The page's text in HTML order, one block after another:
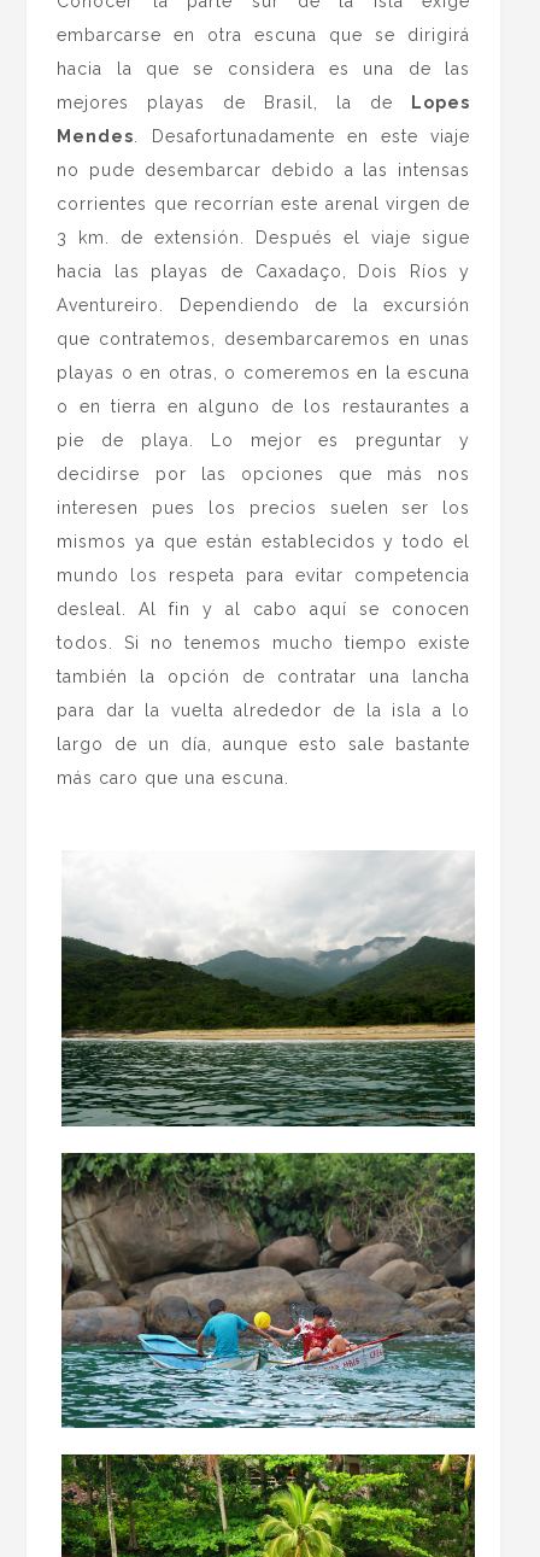
embarcarse en otra escuna que se dirigirá
hacia la que se considera es una de las
mejores playas de Brasil, la de
Lopes
Mendes. Desafortunadamente en este viaje
no pude desembarcar debido a las intensas
corrientes que recorrían este arenal virgen de
3 km. de extensión. Después el viaje sigue
hacia las playas de Caxadaço, Dois Ríos y
Aventureiro. Dependiendo de la excursión
que contratemos, desembarcaremos en unas
playas o en otras, o comeremos en la escuna
o en tierra en alguno de los restaurantes a
pie de playa. Lo mejor es preguntar y
decidirse por las opciones que más nos
interesen pues los precios suelen ser los
mismos ya que están establecidos y todo el
mundo los respeta para evitar competencia
desleal. Al fin y al cabo aquí se conocen
todos. Si no tenemos mucho tiempo existe
también la opción de contratar una lancha
para dar la vuelta alrededor de la isla a lo
largo de un día, aunque esto sale bastante
más caro que una escuna.